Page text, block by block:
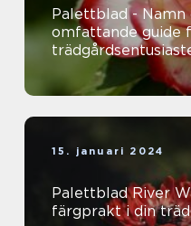
Palettblad - Namn
omfattande guide
15. januari 2024
Palettblad River
färgprakt i din